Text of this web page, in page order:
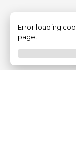
Error loading
page.